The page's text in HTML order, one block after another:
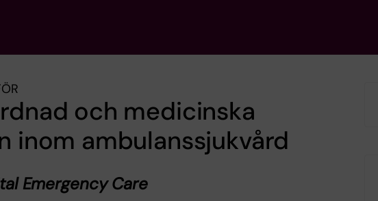
och medicinska
inom ambulanssjukvård
Emergency Care